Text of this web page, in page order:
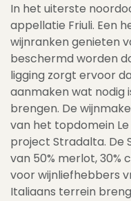
In het uiterste
appellatie Friuli. Een
wijnranken genieten
beschermd worden
ligging zorgt ervoor
aanmaken wat nodig
brengen. De
van het topdomein
project Stradalta. De
van 50% merlot, 30%
voor wijnliefhebbers
Italiaans terrein